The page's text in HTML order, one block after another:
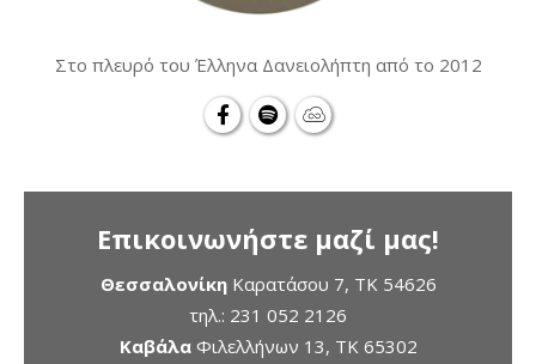
Στο πλευρό του Έλληνα Δανειολήπτη από το 2012
Επικοινωνήστε μαζί μας!
ΘεσσαλονίκηΚαρατάσου 7, TK 54626
τηλ.: 231 052 2126
ΚαβάλαΦιλελλήνων 13, ΤΚ 65302